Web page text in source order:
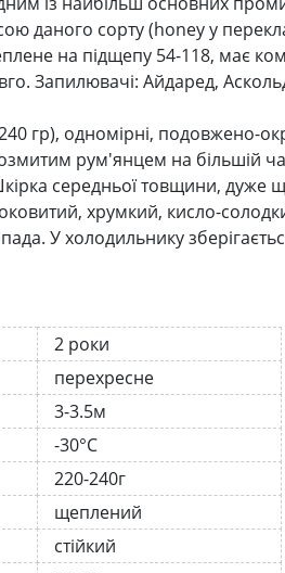
даного сорту (honey у
на підщепу 54-118, має
Запилювачі: Айдаред,
гр), одномірні, подовжено-
рум'янцем на більшій
середньої товщини, дуже
хрумкий, кисло-
У холодильнику
2 роки
перехресне
3-3.5м
-30°C
220-240г
щеплений
стійкий